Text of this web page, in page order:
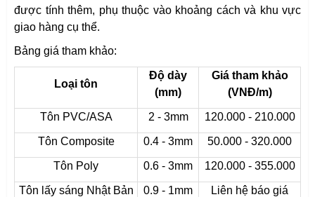
được tính thêm, phụ thuộc vào khoảng cách và khu vực
giao hàng cụ thể.
Bảng giá tham khảo:
Loại tôn
Độ dày
(mm)
Giá tham khảo
(VNĐ/m)
Tôn PVC/ASA 2 - 3mm 120.000 - 210.000
Tôn Composite 0.4 - 3mm 50.000 - 320.000
Tôn Poly 0.6 - 3mm 120.000 - 355.000
Tôn lấy sáng Nhật Bản 0.9 - 1mm Liên hệ báo giá